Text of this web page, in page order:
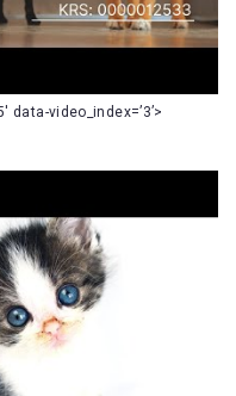
data-video_index=’3’>